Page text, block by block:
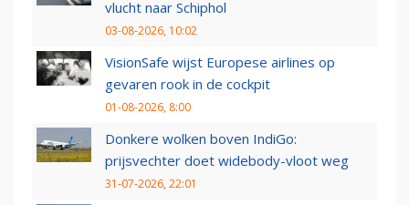
vlucht naar Schiphol
03-08-2026, 10:02
VisionSafe wijst Europese airlines op
gevaren rook in de cockpit
01-08-2026, 8:00
Donkere wolken boven IndiGo:
prijsvechter doet widebody-vloot weg
31-07-2026, 22:01